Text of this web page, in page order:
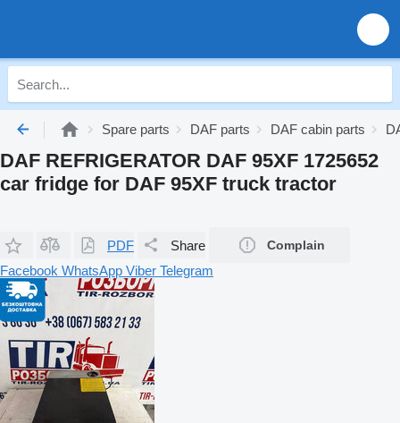
Spare parts DAF parts DAF cabin parts
DAF REFRIGERATOR DAF 95XF 1725652
car fridge for DAF 95XF truck tractor
PDF Share Complain
Facebook WhatsApp Viber Telegram